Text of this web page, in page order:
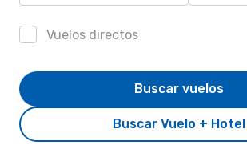
Vuelos directos
Buscar Vuelo + Hotel
Buscar vuelos